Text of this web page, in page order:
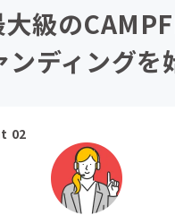
大級の
ディングを
02